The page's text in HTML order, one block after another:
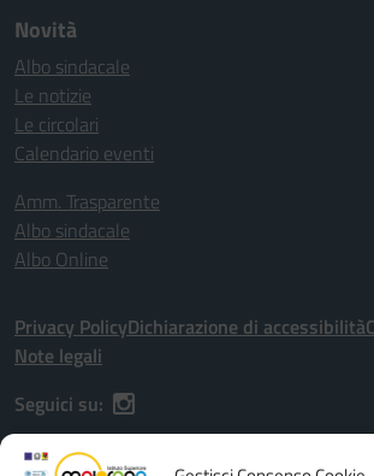
Novità
Albo sindacale
Le notizie
Le circolari
Calendario eventi
Amm. Trasparente
Albo sindacale
Albo Online
Privacy PolicyDichiarazione di accessibilità
Note legali
Seguici su: